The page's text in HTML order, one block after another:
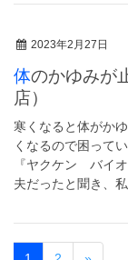
2023年2月27日
体のかゆみが止まりました。 （中央薬品 国見
店）
寒くなると体がか
くなるので困って
『ヤクケン バイ
夫だったと聞き、